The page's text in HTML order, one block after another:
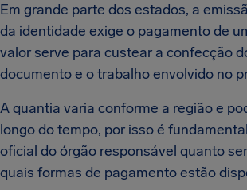
Em grande parte dos estados, a
da identidade exige o pagamento de
valor serve para custear a confecção
documento e o trabalho envolvido no
A quantia varia conforme a região e
longo do tempo, por isso é
oficial do órgão responsável quanto
quais formas de pagamento estão